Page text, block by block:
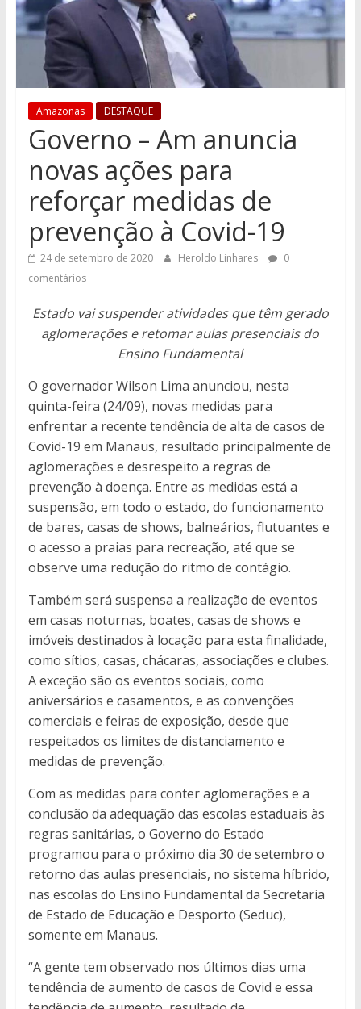
Amazonas DESTAQUE
Governo – Am anuncia
novas ações para
reforçar medidas de
prevenção à Covid-19
24 de setembro de 2020 Heroldo Linhares
0
comentários
Estado vai suspender atividades que têm gerado
aglomerações e retomar aulas presenciais do
Ensino Fundamental
O governador Wilson Lima anunciou, nesta
quinta-feira (24/09), novas medidas para
enfrentar a recente tendência de alta de casos de
Covid-19 em Manaus, resultado principalmente de
aglomerações e desrespeito a regras de
prevenção à doença. Entre as medidas está a
suspensão, em todo o estado, do funcionamento
de bares, casas de shows, balneários, flutuantes e
o acesso a praias para recreação, até que se
observe uma redução do ritmo de contágio.
Também será suspensa a realização de eventos
em casas noturnas, boates, casas de shows e
imóveis destinados à locação para esta finalidade,
como sítios, casas, chácaras, associações e clubes.
A exceção são os eventos sociais, como
aniversários e casamentos, e as convenções
comerciais e feiras de exposição, desde que
respeitados os limites de distanciamento e
medidas de prevenção.
Com as medidas para conter aglomerações e a
conclusão da adequação das escolas estaduais às
regras sanitárias, o Governo do Estado
programou para o próximo dia 30 de setembro o
retorno das aulas presenciais, no sistema híbrido,
nas escolas do Ensino Fundamental da Secretaria
de Estado de Educação e Desporto (Seduc),
somente em Manaus.
“A gente tem observado nos últimos dias uma
tendência de aumento de casos de Covid e essa